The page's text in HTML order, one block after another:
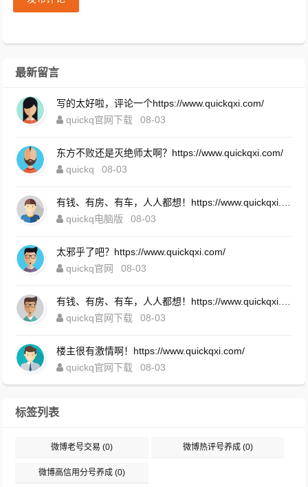
最新留言
写的太好啦，评论一个https://www.quickqxi.com/
quickq官网下载
08-03
东方不败还是灭绝师太啊？https://www.quickqxi.com/
quickq
08-03
quickq电脑版
08-03
太邪乎了吧？https://www.quickqxi.com/
quickq官网
08-03
quickq官网下载
08-03
楼主很有激情啊！https://www.quickqxi.com/
quickq官网下载
08-03
标签列表
微博老号交易 (0) 微博热评号养成(0)
微博高信用分号养成 (0)